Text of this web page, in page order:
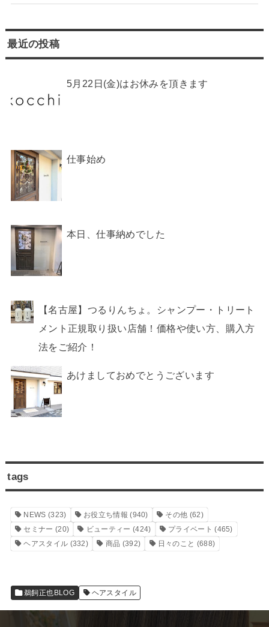
最近の投稿
5月22日(金)はお休みを頂きます
仕事始め
本日、仕事納めでした
【名古屋】つるりんちょ。シャンプー・トリート
メント正規取り扱い店舗！価格や使い方、購入方
法をご紹介！
あけましておめでとうございます
tags
NEWS (323) お役立ち情報 (940) その他 (62)
セミナー (20) ビューティー (424) プライベート (465)
ヘアスタイル (332) 商品 (392) 日々のこと (688)
鵜飼正也BLOG ヘアスタイル